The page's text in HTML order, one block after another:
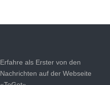
Erfahre als Erster von den
Nachrichten auf der Webseite